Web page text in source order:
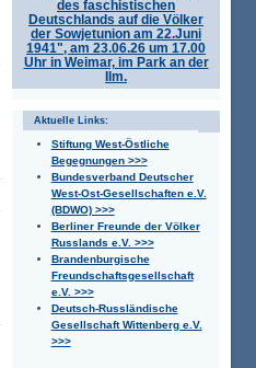
des faschistischen
Deutschlands auf die Völker
der Sowjetunion am 22.Juni
1941", am 23.06.26 um 17.00
Uhr in Weimar, im Park an der
Ilm.
Aktuelle Links:
Stiftung West-Östliche
Begegnungen >>>
Bundesverband Deutscher
West-Ost-Gesellschaften e.V.
(BDWO) >>>
Berliner Freunde der Völker
Russlands e.V. >>>
Brandenburgische
Freundschaftsgesellschaft
e.V. >>>
Deutsch-Russländische
Gesellschaft Wittenberg e.V.
>>>